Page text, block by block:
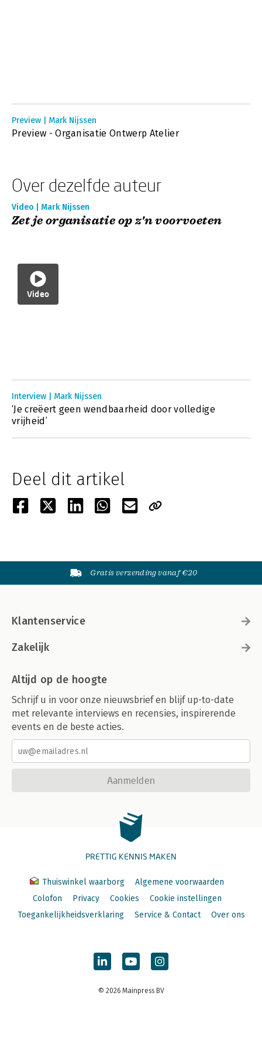
Preview | Mark Nijssen
Preview - Organisatie Ontwerp Atelier
Over dezelfde auteur
Video | Mark Nijssen
Zet je organisatie op z'n voorvoeten
Video
Interview | Mark Nijssen
‘Je creëert geen wendbaarheid door volledige
vrijheid’
Deel dit artikel
Gratis verzending vanaf €20
Klantenservice
Zakelijk
Altijd op de hoogte
Schrijf u in voor onze nieuwsbrief en blijf up-to-date
met relevante interviews en recensies, inspirerende
events en de beste acties.
Aanmelden
PRETTIG KENNIS MAKEN
Thuiswinkel waarborg
Algemene voorwaarden
Colofon
Privacy Cookies
Cookie instellingen
Toegankelijkheidsverklaring
Service & Contact Over ons
© 2026 Mainpress BV